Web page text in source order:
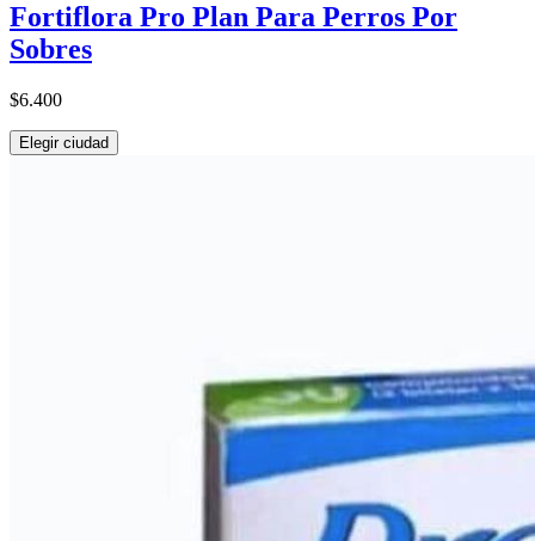
Fortiflora Pro Plan Para Perros Por
Sobres
$6.400
Elegir ciudad